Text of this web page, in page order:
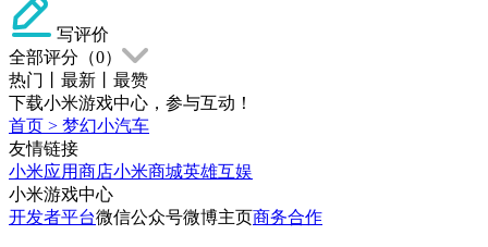
写评价
全部评分（0）
热门
最新
最赞
下载小米游戏中心，参与互动！
首页 > 梦幻小汽车
友情链接
小米应用商店小米商城英雄互娱
小米游戏中心
开发者平台微信公众号微博主页商务合作